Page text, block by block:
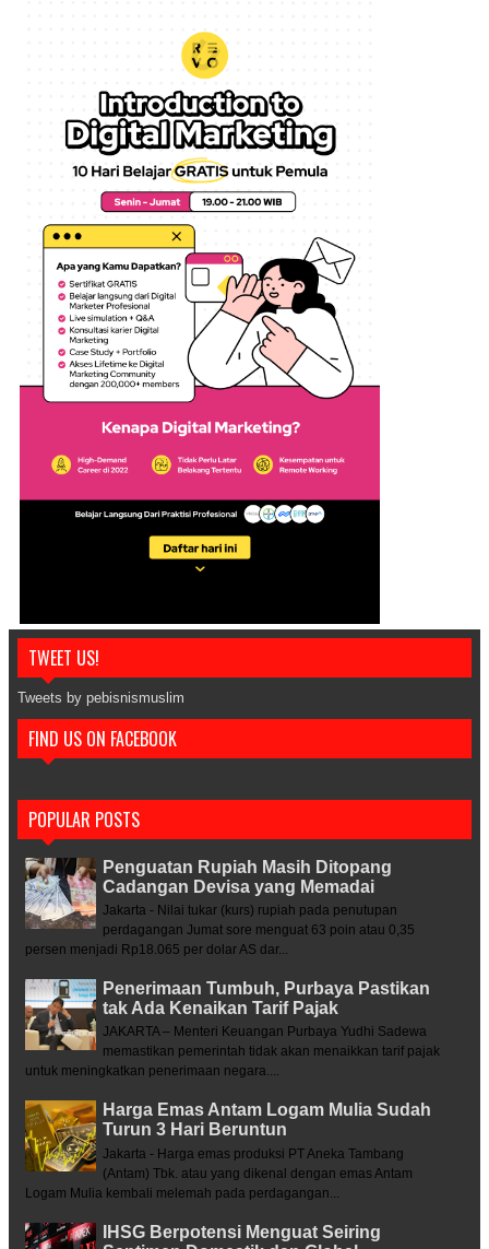
TWEET US!
Tweets by pebisnismuslim
FIND US ON FACEBOOK
POPULAR POSTS
Penguatan Rupiah Masih Ditopang
Cadangan Devisa yang Memadai
Jakarta - Nilai tukar (kurs) rupiah pada penutupan
perdagangan Jumat sore menguat 63 poin atau 0,35
persen menjadi Rp18.065 per dolar AS dar...
Penerimaan Tumbuh, Purbaya Pastikan
tak Ada Kenaikan Tarif Pajak
JAKARTA – Menteri Keuangan Purbaya Yudhi Sadewa
memastikan pemerintah tidak akan menaikkan tarif pajak
untuk meningkatkan penerimaan negara....
Harga Emas Antam Logam Mulia Sudah
Turun 3 Hari Beruntun
Jakarta - Harga emas produksi PT Aneka Tambang
(Antam) Tbk. atau yang dikenal dengan emas Antam
Logam Mulia kembali melemah pada perdagangan...
IHSG Berpotensi Menguat Seiring